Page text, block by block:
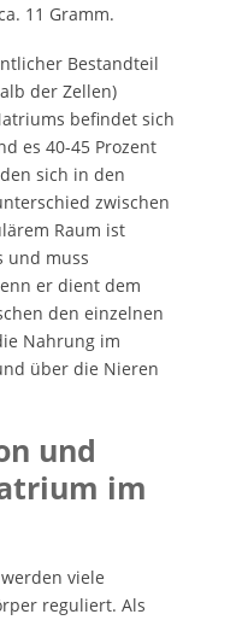
11 Gramm.
Bestandteil
der Zellen)
befindet sich
es 40-45 Prozent
sich in den
zwischen
Raum ist
und muss
er dient dem
den einzelnen
Nahrung im
über die Nieren
und
im
viele
reguliert. Als